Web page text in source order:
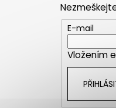
E-mail
Vložením